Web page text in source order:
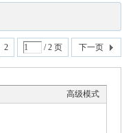
2 / 2 页 下一页
高级模式